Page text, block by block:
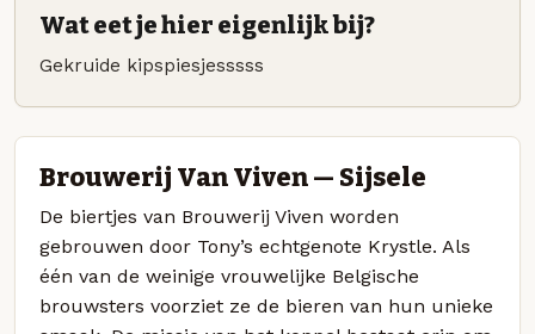
Wat eet je hier eigenlijk bij?
Gekruide kipspiesjesssss
Brouwerij Van Viven — Sijsele
De biertjes van Brouwerij Viven worden
gebrouwen door Tony’s echtgenote Krystle. Als
één van de weinige vrouwelijke Belgische
brouwsters voorziet ze de bieren van hun unieke